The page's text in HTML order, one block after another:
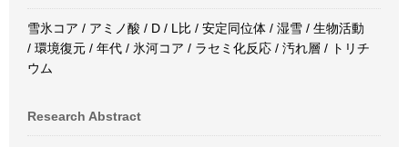
雪氷コア / アミノ酸 / D / L比 / 安定同位体 / 湿雪 / 生物活動
/ 環境復元 / 年代 / 氷河コア / ラセミ化反応 / 汚れ層 / トリチ
ウム
Research Abstract